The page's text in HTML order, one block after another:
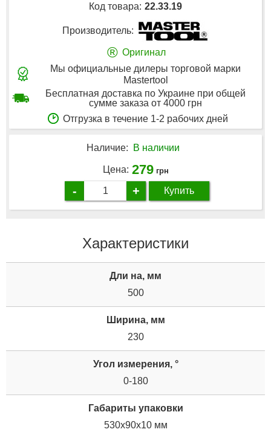
Код товара: 22.33.19
Производитель:
® Оригинал
Мы официальные дилеры торговой марки
Mastertool
Бесплатная доставка по Украине при общей
сумме заказа от 4000 грн
Отгрузка в течение 1-2 рабочих дней
Наличие: В наличии
Цена: 279 грн
- + Купить
Характеристики
Дли на, мм
500
Ширина, мм
230
Угол измерения, °
0-180
Габариты упаковки
530x90x10 мм